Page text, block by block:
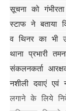
सूचना को
स्टाफ ने बताया
व थिनर का
थाना प्रभारी
संकलनकर्ता
नशीली दवाएं
लगाने के लिये